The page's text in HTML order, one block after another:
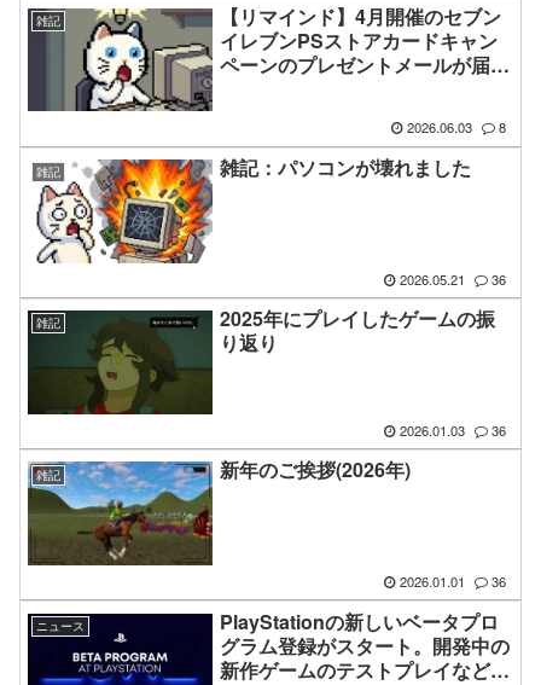
雑記
【リマインド】4月開催のセブン
イレブンPSストアカードキャン
ペーンのプレゼントメールが届い
2026.06.03 8
雑記 雑記：パソコンが壊れました
2026.05.21 36
雑記
2025年にプレイしたゲームの振
り返り
2026.01.03 36
雑記 新年のご挨拶(2026年)
2026.01.01 36
ニュース
PlayStationの新しいベータプロ
グラム登録がスタート。開発中の
新作ゲームのテストプレイなども